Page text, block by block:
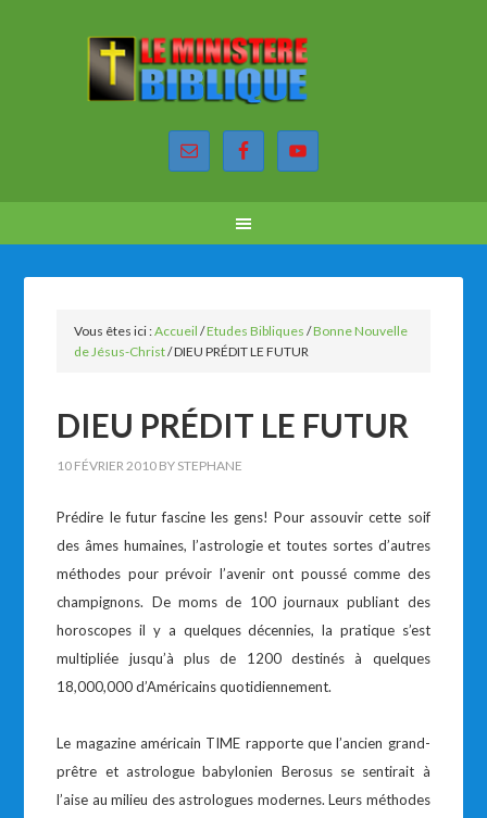
Vous êtes ici :Accueil /Etudes Bibliques /Bonne Nouvelle
de Jésus-Christ/DIEU PRÉDIT LE FUTUR
DIEU PRÉDIT LE FUTUR
10 FÉVRIER 2010 BY STEPHANE
Prédire le futur fascine les gens! Pour assouvir cette soif
des âmes humaines, l’astrologie et toutes sortes d’autres
méthodes pour prévoir l’avenir ont poussé comme des
champignons. De moms de 100 journaux publiant des
horoscopes il y a quelques décennies, la pratique s’est
multipliée jusqu’à plus de 1200 destinés à quelques
18,000,000 d’Américains quotidiennement.
Le magazine américain TIME rapporte que l’ancien grand-
prêtre et astrologue babylonien Berosus se sentirait à
l’aise au milieu des astrologues modernes. Leurs méthodes